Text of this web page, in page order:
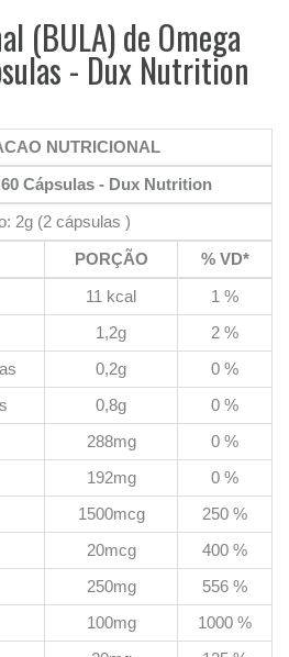
(BULA) de Omega
- Dux Nutrition
NUTRICIONAL
Cápsulas - Dux Nutrition
2g (2 cápsulas )
PORÇÃO
% VD*
11 kcal
1 %
1,2g
2 %
0,2g
0 %
0,8g
0 %
288mg
0 %
192mg
0 %
1500mcg
250 %
20mcg
400 %
250mg
556 %
100mg
1000 %